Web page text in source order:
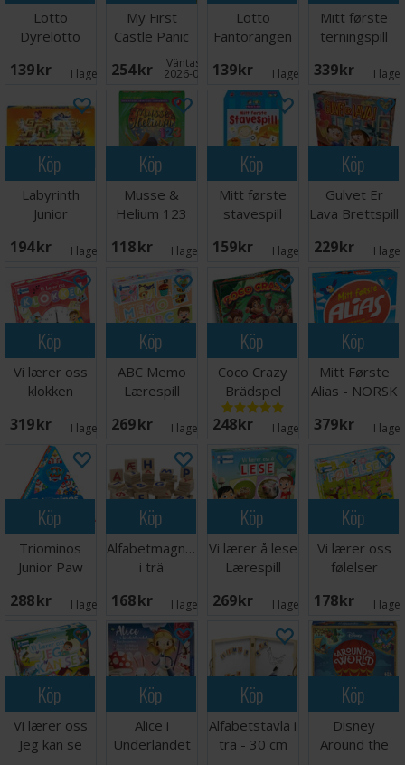
Lotto
Dyrelotto
139 SEK I lager: 7
My First
Castle Panic
Brädspel
254 SEK Väntas in:
2026-09-30
Lotto
Fantorangen
139 SEK I lager: 4
Mitt første
terningspill
339 SEK I
Köp
Labyrinth
Junior
194 SEK I lager:
Köp
Musse &
Helium 123
118 SEK I lager:
Köp
Mitt første
stavespill
159 SEK I lager: 3
Köp
Gulvet Er
Lava Brettspill
229 SEK I
Köp
Vi lærer oss
klokken
319 SEK I lager: 1
Köp
ABC Memo
Lærespill
269 SEK I lager: 2
Köp
Coco Crazy
Brädspel
248 SEK I lager: 7
Köp
Mitt Første
Alias - NORSK
379 SEK I
Köp
Triominos
Junior Paw
Brädspel
288 SEK I lager:
Köp
Alfabetmagneter
i trä
168 SEK I lager: 3
Köp
Vi lærer å lese
Lærespill
269 SEK I lager:
Köp
Vi lærer oss
følelser
178 SEK I
Köp
Vi lærer oss
Jeg kan se
Köp
Alice i
Underlandet
Köp
Alfabetstavla i
trä - 30 cm
Köp
Disney
Around the